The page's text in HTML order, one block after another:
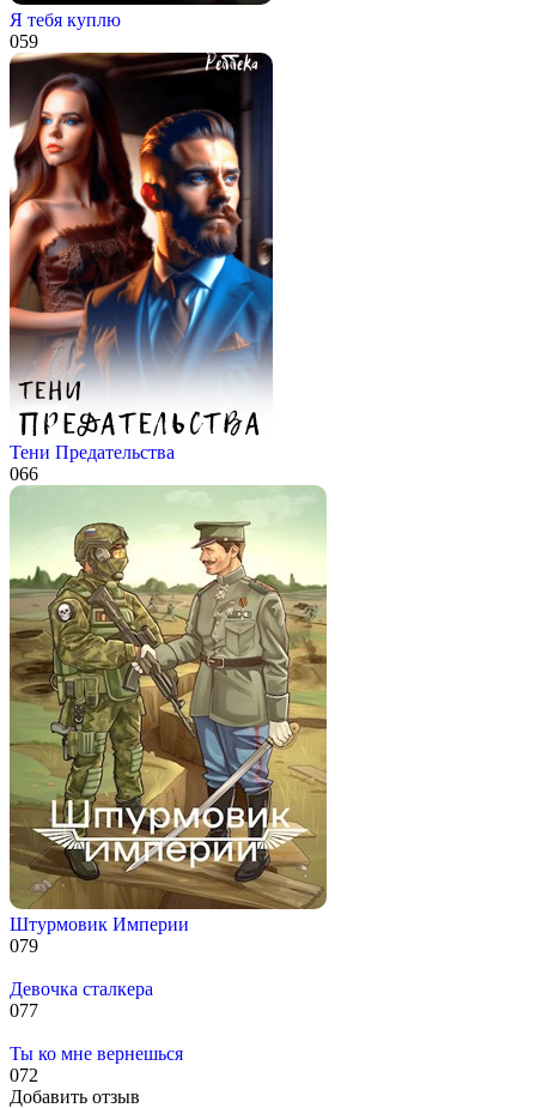
Я тебя куплю
059
Тени Предательства
066
Штурмовик Империи
079
Девочка сталкера
077
Ты ко мне вернешься
072
Добавить отзыв